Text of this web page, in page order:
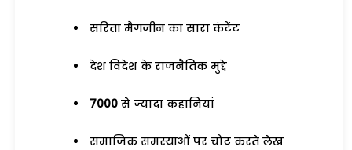
सरिता मैगजीन का सारा कंटेंट
देश विदेश के राजनैतिक मुद्दे
7000 से ज्यादा कहानियां
समाजिक समस्याओं पर चोट करते लेख